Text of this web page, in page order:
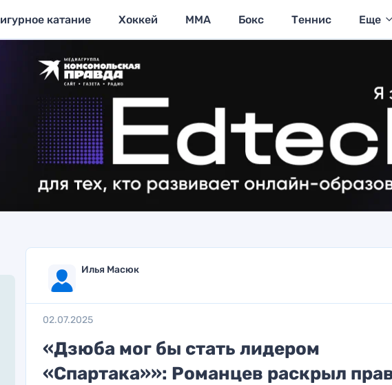
катание Хоккей MMA Бокс Теннис Еще
Илья Масюк
02.07.2025
«Дзюба мог бы стать лидером
«Спартака»»: Романцев раскрыл